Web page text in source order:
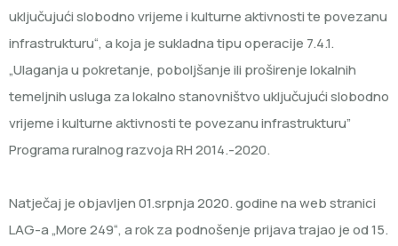
uključujući slobodno vrijeme i kulturne aktivnosti te povezanu
infrastrukturu“, a koja je sukladna tipu operacije 7.4.1.
„Ulaganja u pokretanje, poboljšanje ili proširenje lokalnih
temeljnih usluga za lokalno stanovništvo uključujući slobodno
vrijeme i kulturne aktivnosti te povezanu infrastrukturu”
Programa ruralnog razvoja RH 2014.-2020.
Natječaj je objavljen 01.srpnja 2020. godine na web stranici
LAG-a „More 249“, a rok za podnošenje prijava trajao je od 15.